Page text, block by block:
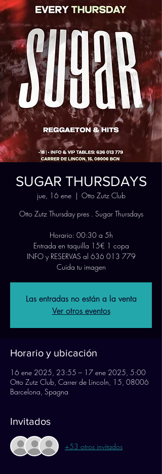
SUGAR THURSDAYS
jue, 16 ene
  |
Otto Zutz Club
Otto Zutz Thursday pres . Sugar Thursdays
Horario: 00:30 a 5h
Entrada en taquilla 15€ 1 copa
INFO y RESERVAS al 636 013 779
Cuida tu imagen
Las entradas no están a la venta
Ver otros eventos
Horario y ubicación
16 ene 2025, 23:55 – 17 ene 2025, 5:00
Otto Zutz Club, Carrer de Lincoln, 15, 08006
Barcelona, Spagna
Invitados
+53 otros invitados